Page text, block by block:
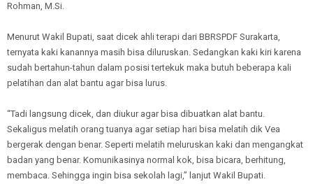
Rohman, M.Si.
Menurut Wakil Bupati, saat dicek ahli terapi dari BBRSPDF Surakarta,
ternyata kaki kanannya masih bisa diluruskan. Sedangkan kaki kiri karena
sudah bertahun-tahun dalam posisi tertekuk maka butuh beberapa kali
pelatihan dan alat bantu agar bisa lurus.
“Tadi langsung dicek, dan diukur agar bisa dibuatkan alat bantu.
Sekaligus melatih orang tuanya agar setiap hari bisa melatih dik Vea
bergerak dengan benar. Seperti melatih meluruskan kaki dan mengangkat
badan yang benar. Komunikasinya normal kok, bisa bicara, berhitung,
membaca. Sehingga ingin bisa sekolah lagi,” lanjut Wakil Bupati.